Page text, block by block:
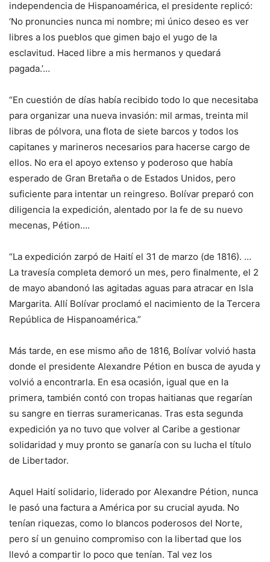
independencia de Hispanoamérica, el presidente replicó:
‘No pronuncies nunca mi nombre; mi único deseo es ver
libres a los pueblos que gimen bajo el yugo de la
esclavitud. Haced libre a mis hermanos y quedará
pagada.’…
“En cuestión de días había recibido todo lo que necesitaba
para organizar una nueva invasión: mil armas, treinta mil
libras de pólvora, una flota de siete barcos y todos los
capitanes y marineros necesarios para hacerse cargo de
ellos. No era el apoyo extenso y poderoso que había
esperado de Gran Bretaña o de Estados Unidos, pero
suficiente para intentar un reingreso. Bolívar preparó con
diligencia la expedición, alentado por la fe de su nuevo
mecenas, Pétion….
“La expedición zarpó de Haití el 31 de marzo (de 1816). …
La travesía completa demoró un mes, pero finalmente, el 2
de mayo abandonó las agitadas aguas para atracar en Isla
Margarita. Allí Bolívar proclamó el nacimiento de la Tercera
República de Hispanoamérica.”
Más tarde, en ese mismo año de 1816, Bolívar volvió hasta
donde el presidente Alexandre Pétion en busca de ayuda y
volvió a encontrarla. En esa ocasión, igual que en la
primera, también contó con tropas haitianas que regarían
su sangre en tierras suramericanas. Tras esta segunda
expedición ya no tuvo que volver al Caribe a gestionar
solidaridad y muy pronto se ganaría con su lucha el título
de Libertador.
Aquel Haití solidario, liderado por Alexandre Pétion, nunca
le pasó una factura a América por su crucial ayuda. No
tenían riquezas, como lo blancos poderosos del Norte,
pero sí un genuino compromiso con la libertad que los
llevó a compartir lo poco que tenían. Tal vez los